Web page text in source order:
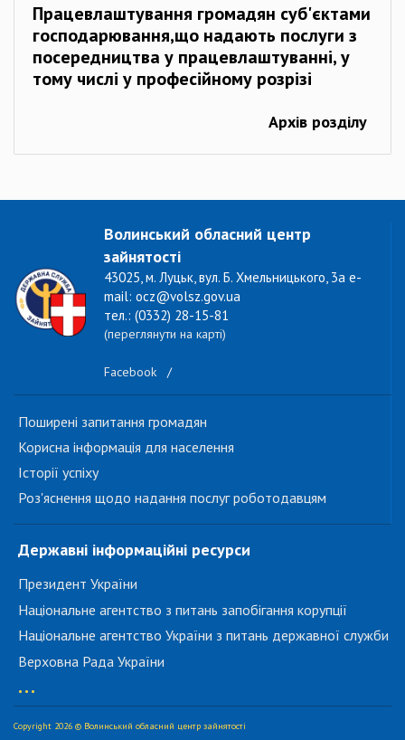
Працевлаштування громадян суб'єктами
господарювання,що надають послуги з
посередництва у працевлаштуванні, у
тому числі у професійному розрізі
Архів розділу
Волинський обласний центр
зайнятості
43025, м. Луцьк, вул. Б. Хмельницького, 3а e-
mail: ocz@volsz.gov.ua
тел.: (0332) 28-15-81
(переглянути на карті)
Facebook /
Поширені запитання громадян
Корисна інформація для населення
Історії успіху
Роз'яснення щодо надання послуг роботодавцям
Державні інформаційні ресурси
Президент України
Національне агентство з питань запобігання корупції
Національне агентство України з питань державної служби
Верховна Рада України
...
Copyright 2026 © Волинський обласний центр зайнятості